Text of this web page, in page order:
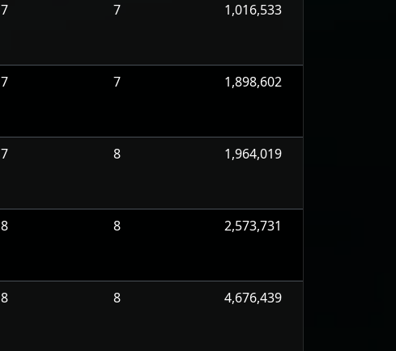
7 7 1,016,533
7 7 1,898,602
7 8 1,964,019
8 8 2,573,731
8 8 4,676,439